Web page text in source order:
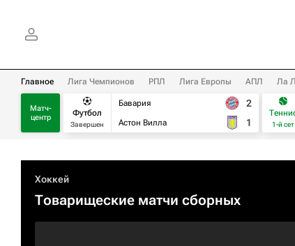
Главное Лига Чемпионов РПЛ Лига Европы АПЛ Ла
Матч-
центр
Футбол
Завершен
Бавария
Астон Вилла
2
1
1-й сет
Хоккей
Товарищеские матчи сборных